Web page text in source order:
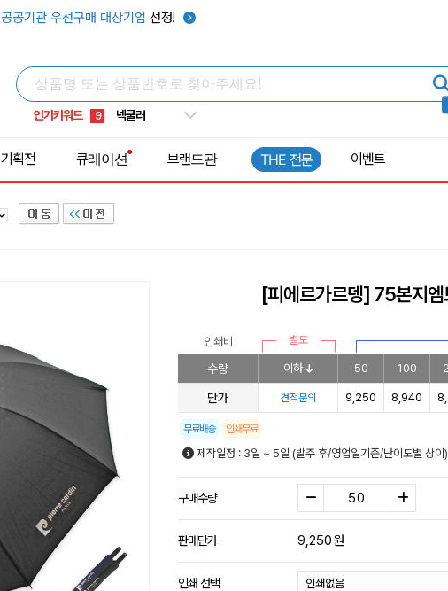
공공기관 우선구매 대상기업 선정!
인기키워드
6 우산
9 넥쿨러
10 타포린가방
기획전 큐레이션 브랜드관 THE 전문 이벤트
[피에르가르뎅] 75본지
인쇄비 별도
수량 이하 50 100
단가 견적문의 9,250 8,940
무료배송 인쇄무료
제작일정 : 3일 ~ 5일 (발주 후/영업일기준/난이도별 상이)
구매수량
판매단가 9,250원
인쇄 선택